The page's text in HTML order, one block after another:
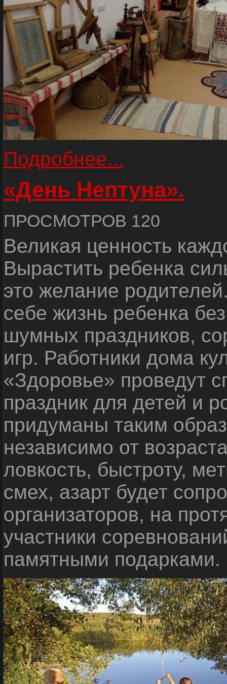
Подробнее...
«День Нептуна».
ПРОСМОТРОВ 120
Великая ценность
Вырастить ребенка
это желание
себе жизнь ребенка
шумных праздников,
игр. Работники дома
«Здоровье» проведут
праздник для детей и
придуманы таким
независимо от
ловкость, быстроту,
смех, азарт будет
организаторов, на
участники
памятными подарками.